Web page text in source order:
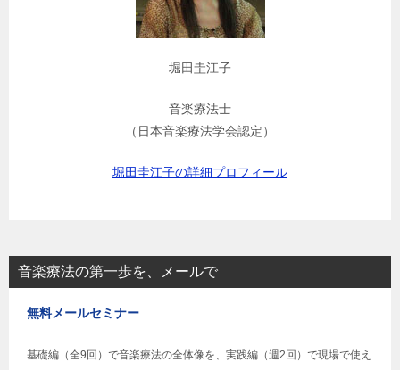
堀田圭江子
音楽療法士
（日本音楽療法学会認定）
堀田圭江子の詳細プロフィール
音楽療法の第一歩を、メールで
無料メールセミナー
基礎編（全9回）で音楽療法の全体像を、実践編（週2回）で現場で使え